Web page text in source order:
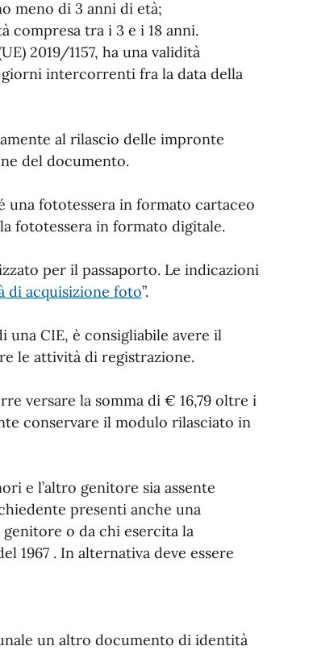
meno di 3 anni di età;
compresa tra i 3 e i 18 anni.
2019/1157, ha una validità
giorni intercorrenti fra la data della
al rilascio delle impronte
del documento.
una fototessera in formato cartaceo
fototessera in formato digitale.
per il passaporto. Le indicazioni
di acquisizione foto”.
una CIE, è consigliabile avere il
le attività di registrazione.
versare la somma di € 16,79 oltre i
conservare il modulo rilasciato in
e l’altro genitore sia assente
presenti anche una
genitore o da chi esercita la
1967 . In alternativa deve essere
un altro documento di identità